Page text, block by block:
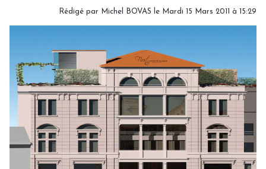
Rédigé par Michel BOVAS le Mardi 15 Mars 2011 à 15:29